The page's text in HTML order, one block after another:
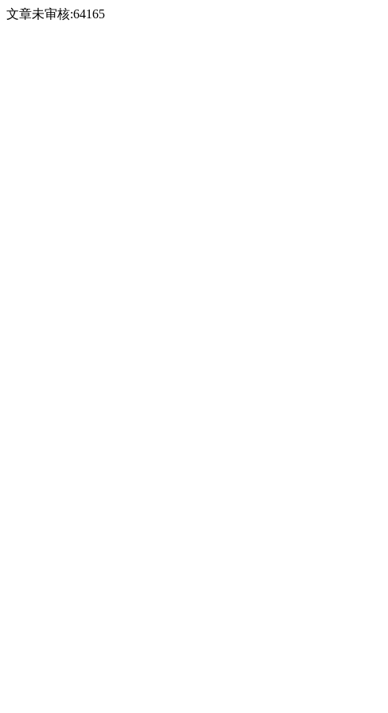
文章未审核:64165